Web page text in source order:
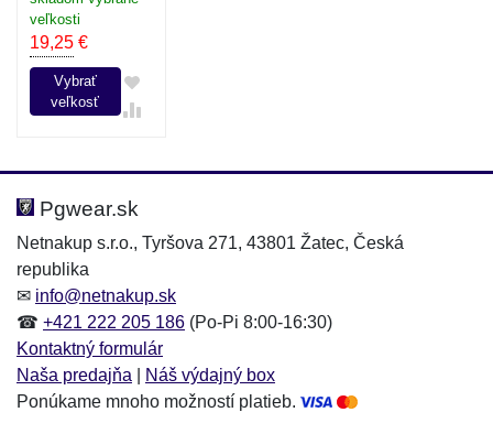
veľkosti
19,25 €
Vybrať
veľkosť
Pgwear.sk
Netnakup s.r.o., Tyršova 271, 43801 Žatec, Česká
republika
✉ info@netnakup.sk
☎ +421 222 205 186 (Po-Pi 8:00-16:30)
Kontaktný formulár
Naša predajňa
Náš výdajný box
Ponúkame mnoho možností platieb.